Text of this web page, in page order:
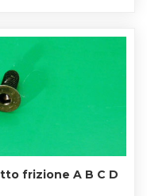
frizione A B C D